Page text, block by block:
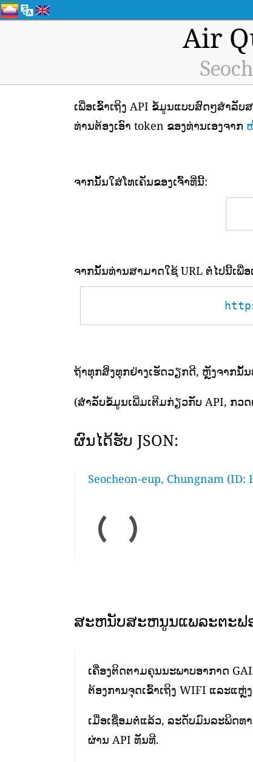
Air
ເພື່ອເຂົ້າເຖິງ API ຂໍ້ມູນແບບສົດໆສຳລັບ
ທ່ານຕ້ອງເອົາ token ຂອງທ່ານເອງຈາກ
ຈາກນັ້ນໃສ່ໂທເຄັນຂອງເຈົ້າທີ່ນີ້:
ຈາກນັ້ນທ່ານສາມາດໃຊ້ URL ຕໍ່ໄປນີ້ເພື່ອ
ຖ້າທຸກສິ່ງທຸກຢ່າງເຮັດວຽກດີ, ຫຼັງຈາກ
(ສຳລັບຂໍ້ມູນເພີ່ມເຕີມກ່ຽວກັບ API, ກວດ
ຜົນໄດ້ຮັບ JSON:
Seocheon-eup, Chungnam (ID:
ສະຫນັບສະຫນູນແພລະຕະຟ
ເຄື່ອງຕິດຕາມຄຸນນະພາບອາກາດ
ຕ້ອງການຈຸດເຂົ້າເຖິງ WIFI ແລະແຫຼ່
ເມື່ອເຊື່ອມຕໍ່ແລ້ວ, ລະດັບມົນລະພິດທ
ຜ່ານ API ທັນທີ.